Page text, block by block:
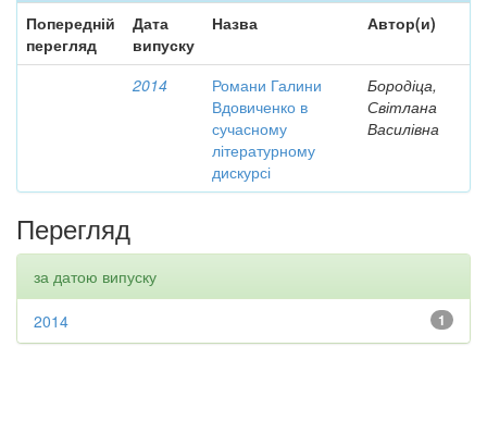
Попередній
перегляд
Дата
випуску
Назва Автор(и)
2014
Романи Галини
Вдовиченко в
сучасному
літературному
дискурсі
Бородіца,
Світлана
Василівна
Перегляд
за датою випуску
1
2014